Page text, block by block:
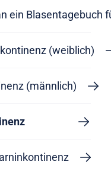
ein Blasentagebuch
(weiblich)
(männlich)